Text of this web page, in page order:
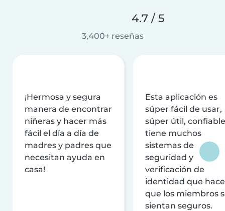
4.7 / 5
3,400+ reseñas
¡Hermosa y segura
manera de encontrar
niñeras y hacer más
fácil el día a día de
madres y padres que
necesitan ayuda en
casa!
Esta aplicación es
súper fácil de usar,
súper útil,
tiene muchos
sistemas de
seguridad y
verificación de
identidad que
que los miembros
sientan seguros.